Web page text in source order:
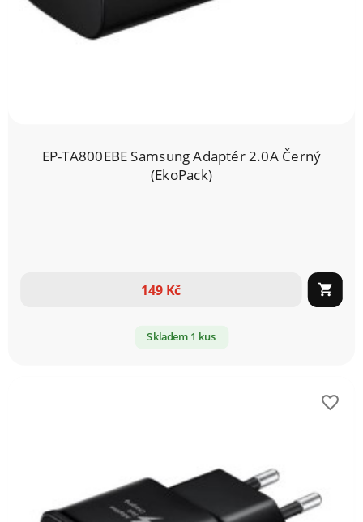
EP-TA800EBE Samsung Adaptér 2.0A Černý
(EkoPack)
149 Kč 
Skladem 1 kus
favorite_border